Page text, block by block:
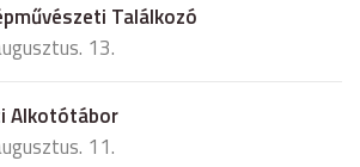
Találkozó
13.
Alkotótábor
11.